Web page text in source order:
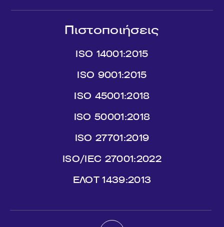
Πιστοποιήσεις
ISO 14001:2015
ISO 9001:2015
ISO 45001:2018
ISO 50001:2018
ISO 27701:2019
ISO/IEC 27001:2022
ΕΛΟΤ 1439:2013